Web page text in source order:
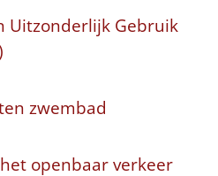
Uitzonderlijk Gebruik
zwembad
openbaar verkeer